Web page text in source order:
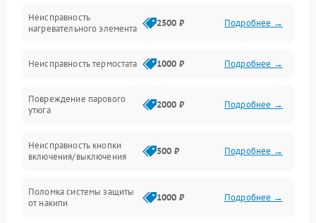
Герметичность
Электроника/Механические
Неисправность
нагревательного элемента
2500 ₽ Подробнее →
Неисправность термостата 1000 ₽ Подробнее →
Повреждение парового
утюга
2000 ₽ Подробнее →
Неисправность кнопки
включения/выключения
500 ₽ Подробнее →
Поломка системы защиты
от накипи
1000 ₽ Подробнее →